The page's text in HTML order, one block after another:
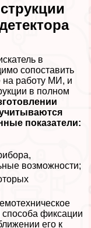
в
сопоставить
работу МИ, и
в полном
показатели:
возможности;
фиксации
его к